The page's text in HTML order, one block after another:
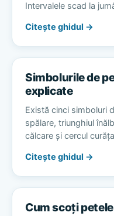
Intervalele scad la
Citește ghidul →
Simbolurile de
explicate
Există cinci simboluri
spălare, triunghiul
călcare și cercul
Citește ghidul →
Cum scoți